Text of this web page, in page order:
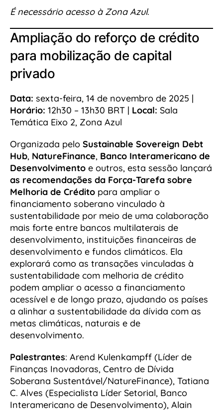
É necessário acesso à Zona Azul.
Ampliação do reforço de crédito
para mobilização de capital
privado
Data: sexta-feira, 14 de novembro de 2025 |
Horário: 12h30 – 13h30 BRT | Local: Sala
Temática Eixo 2, Zona Azul
Organizada pelo Sustainable Sovereign Debt
Hub, NatureFinance, Banco Interamericano de
Desenvolvimento e outros, esta sessão lançará
as recomendações da Força-Tarefa sobre
Melhoria de Crédito para ampliar o
financiamento soberano vinculado à
sustentabilidade por meio de uma colaboração
mais forte entre bancos multilaterais de
desenvolvimento, instituições financeiras de
desenvolvimento e fundos climáticos. Ela
explorará como as transações vinculadas à
sustentabilidade com melhoria de crédito
podem ampliar o acesso a financiamento
acessível e de longo prazo, ajudando os países
a alinhar a sustentabilidade da dívida com as
metas climáticas, naturais e de
desenvolvimento.
Palestrantes: Arend Kulenkampff (Líder de
Finanças Inovadoras, Centro de Dívida
Soberana Sustentável/NatureFinance), Tatiana
C. Alves (Especialista Líder Setorial, Banco
Interamericano de Desenvolvimento), Alain